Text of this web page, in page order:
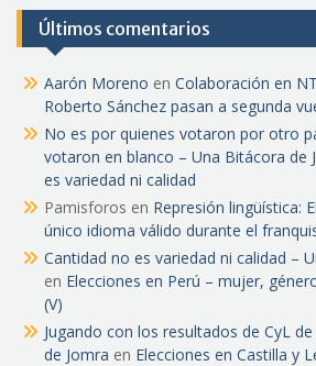
Últimos comentarios
Aarón Moreno en Colaboración en
Roberto Sánchez pasan a segunda
No es por quienes votaron por otro
votaron en blanco – Una Bitácora de
es variedad ni calidad
Pamisforos en Represión lingüística:
único idioma válido durante el
Cantidad no es variedad ni calidad –
en Elecciones en Perú – mujer,
(V)
Jugando con los resultados de CyL
de Jomra en Elecciones en Castilla y